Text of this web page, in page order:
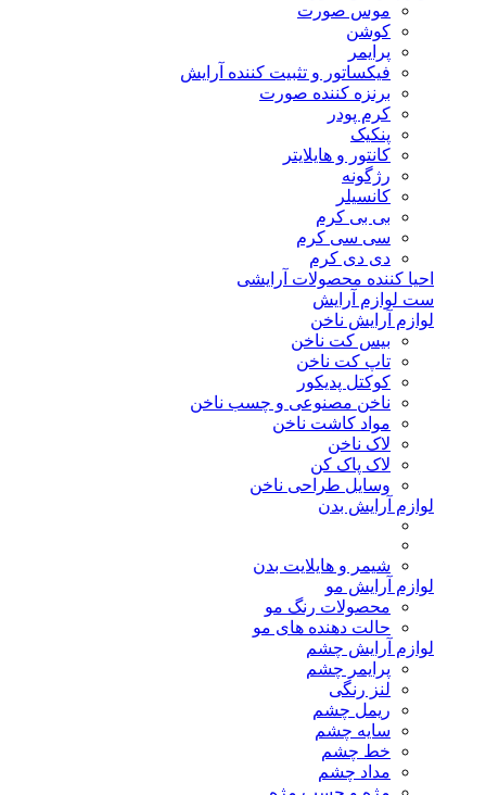
موس صورت
کوشن
پرایمر
فیکساتور و تثبیت کننده آرایش
برنزه کننده صورت
کرم پودر
پنکیک
کانتور و هایلایتر
رژگونه
کانسیلر
بی بی کرم
سی سی کرم
دی دی کرم
احیا کننده محصولات آرایشی
ست لوازم آرایش
لوازم آرایش ناخن
بیس کت ناخن
تاپ کت ناخن
کوکتل پدیکور
ناخن مصنوعی و چسب ناخن
مواد کاشت ناخن
لاک ناخن
لاک پاک کن
وسایل طراحی ناخن
لوازم آرایش بدن
شیمر و هایلایت بدن
لوازم آرایش مو
محصولات رنگ مو
حالت دهنده های مو
لوازم آرایش چشم
پرایمر چشم
لنز رنگی
ریمل چشم
سایه چشم
خط چشم
مداد چشم